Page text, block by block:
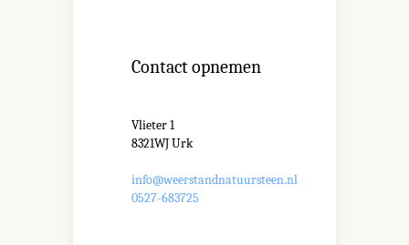
Contact opnemen
Vlieter 1
8321WJ Urk
info@weerstandnatuursteen.nl
0527-683725